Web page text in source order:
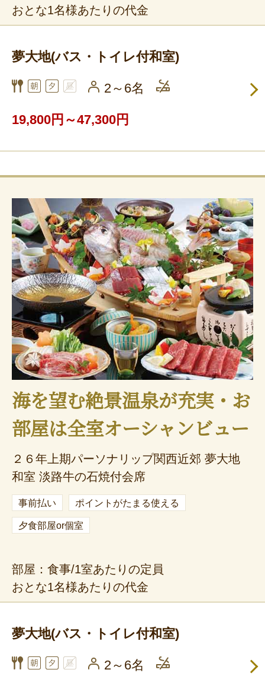
おとな1名様あたりの代金
夢大地(バス・トイレ付和室)
2～6名
19,800円～47,300円
海を望む絶景温泉が充実・お
部屋は全室オーシャンビュー
２６年上期パーソナリップ関西近郊 夢大地
和室 淡路牛の石焼付会席
事前払い ポイントがたまる使える
夕食部屋or個室
部屋：食事/1室あたりの定員
おとな1名様あたりの代金
夢大地(バス・トイレ付和室)
2～6名